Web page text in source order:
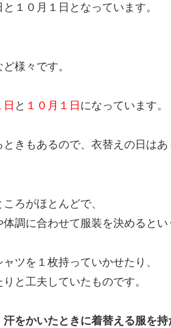
１０月１日となっています。
様々です。
日 と １０月１日 になっています。
きもあるので、衣替えの日は
ろがほとんどで、
調に合わせて服装を決めるとい
ツを１枚持っていかせたり、
と工夫していたものです。
汗をかいたときに着替える服を